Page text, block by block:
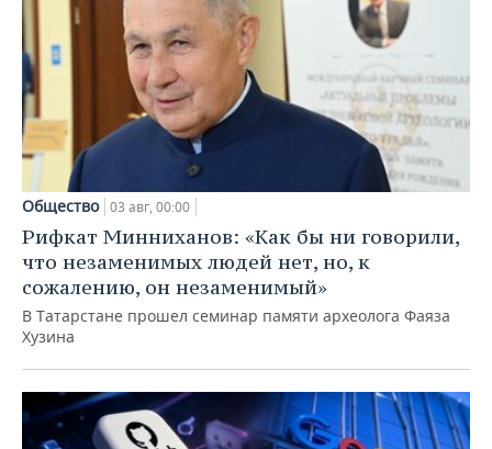
Общество 03 авг, 00:00
Рифкат Минниханов: «Как бы ни говорили,
что незаменимых людей нет, но, к
сожалению, он незаменимый»
В Татарстане прошел семинар памяти археолога Фаяза
Хузина